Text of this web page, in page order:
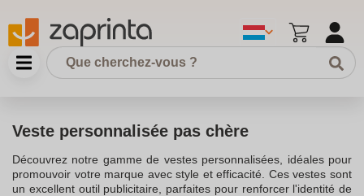
Veste personnalisée pas chère
Découvrez notre gamme de vestes personnalisées, idéales pour
promouvoir votre marque avec style et efficacité. Ces vestes sont
un excellent outil publicitaire, parfaites pour renforcer l'identité de